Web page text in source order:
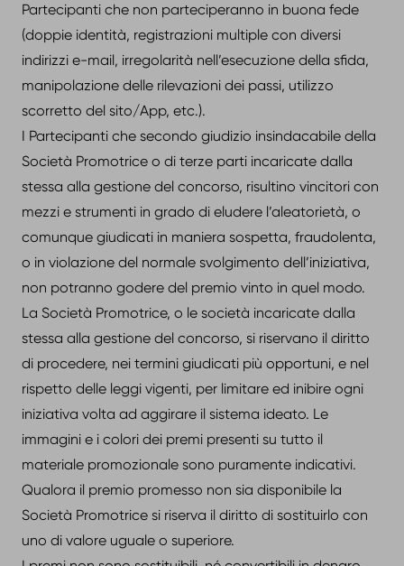
Partecipanti che non parteciperanno in buona fede
(doppie identità, registrazioni multiple con diversi
indirizzi e-mail, irregolarità nell’esecuzione della sfida,
manipolazione delle rilevazioni dei passi, utilizzo
scorretto del sito/App, etc.).
I Partecipanti che secondo giudizio insindacabile della
Società Promotrice o di terze parti incaricate dalla
stessa alla gestione del concorso, risultino vincitori con
mezzi e strumenti in grado di eludere l’aleatorietà, o
comunque giudicati in maniera sospetta, fraudolenta,
o in violazione del normale svolgimento dell’iniziativa,
non potranno godere del premio vinto in quel modo.
La Società Promotrice, o le società incaricate dalla
stessa alla gestione del concorso, si riservano il diritto
di procedere, nei termini giudicati più opportuni, e nel
rispetto delle leggi vigenti, per limitare ed inibire ogni
iniziativa volta ad aggirare il sistema ideato. Le
immagini e i colori dei premi presenti su tutto il
materiale promozionale sono puramente indicativi.
Qualora il premio promesso non sia disponibile la
Società Promotrice si riserva il diritto di sostituirlo con
uno di valore uguale o superiore.